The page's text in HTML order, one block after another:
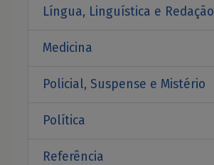
Língua, Linguística e Redação
Medicina
Policial, Suspense e Mistério
Política
Referência